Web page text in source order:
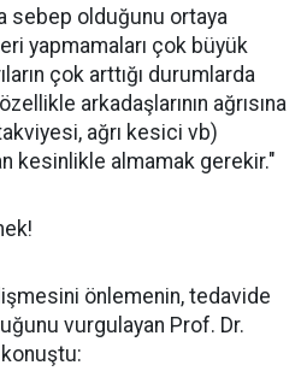
sebep olduğunu ortaya
yapmamaları çok büyük
çok arttığı durumlarda
arkadaşlarının ağrısına
ağrı kesici vb)
kesinlikle almamak gerekir."
önlemenin, tedavide
vurgulayan Prof. Dr.